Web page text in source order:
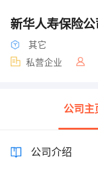
新华人寿保险公
其它
私营企业
公司主
公司介绍